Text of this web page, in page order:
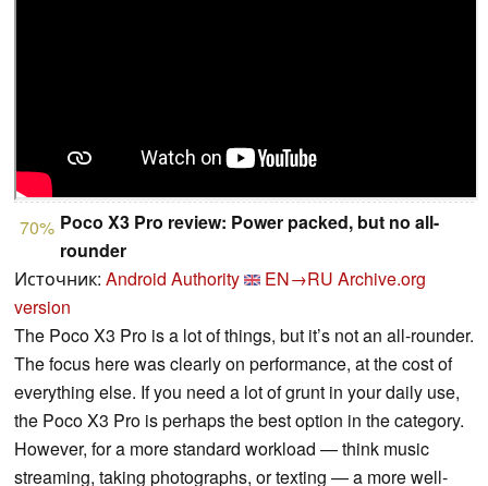
70% Poco X3 Pro review: Power packed, but no all-
rounder
Источник: Android Authority EN→RU Archive.org
version
The Poco X3 Pro is a lot of things, but it’s not an all-rounder.
The focus here was clearly on performance, at the cost of
everything else. If you need a lot of grunt in your daily use,
the Poco X3 Pro is perhaps the best option in the category.
However, for a more standard workload — think music
streaming, taking photographs, or texting — a more well-